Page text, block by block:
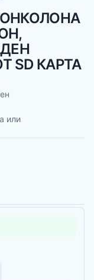
SD КАРТА
или